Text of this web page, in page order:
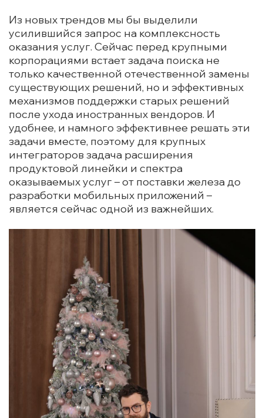
Из новых трендов мы бы выделили
усилившийся запрос на комплексность
оказания услуг. Сейчас перед крупными
корпорациями встает задача поиска не
только качественной отечественной замены
существующих решений, но и эффективных
механизмов поддержки старых решений
после ухода иностранных вендоров. И
удобнее, и намного эффективнее решать эти
задачи вместе, поэтому для крупных
интеграторов задача расширения
продуктовой линейки и спектра
оказываемых услуг – от поставки железа до
разработки мобильных приложений –
является сейчас одной из важнейших.